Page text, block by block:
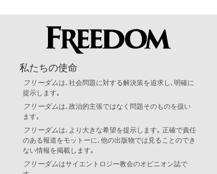
私たちの使命
フリーダムは､社会問題に対する解決策を追求し､明確に
提示します｡
フリーダムは､政治的主張ではなく問題そのものを扱い
ます｡
フリーダムは､より大きな希望を提示します｡ 正確で責任
のある報道をモットーに､他の出版物では見ることのでき
ない情報を掲載します｡
フリーダムはサイエントロジー教会のオピニオン誌で